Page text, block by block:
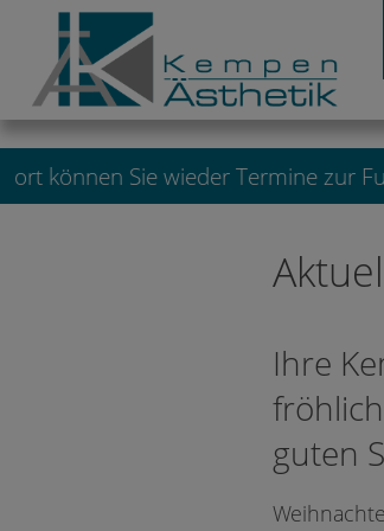
können Sie wieder Termine zur
Ihre
guten